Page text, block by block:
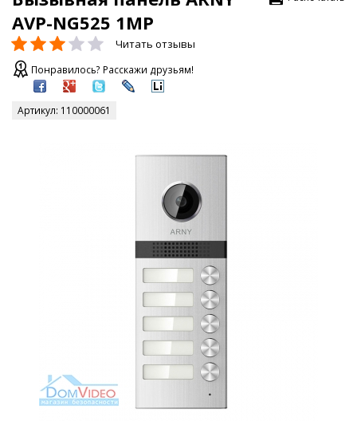
AVP-NG525 1MP
Читать отзывы
Понравилось? Расскажи друзьям!
Артикул: 110000061